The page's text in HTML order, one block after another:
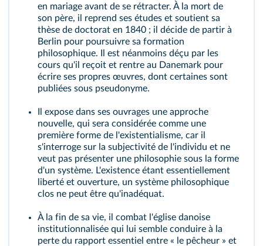
en mariage avant de se rétracter. À la mort de
son père, il reprend ses études et soutient sa
thèse de doctorat en 1840 ; il décide de partir à
Berlin pour poursuivre sa formation
philosophique. Il est néanmoins déçu par les
cours qu'il reçoit et rentre au Danemark pour
écrire ses propres œuvres, dont certaines sont
publiées sous pseudonyme.
Il expose dans ses ouvrages une approche
nouvelle, qui sera considérée comme une
première forme de l'existentialisme, car il
s'interroge sur la subjectivité de l'individu et ne
veut pas présenter une philosophie sous la forme
d'un système. L'existence étant essentiellement
liberté et ouverture, un système philosophique
clos ne peut être qu'inadéquat.
À la fin de sa vie, il combat l'église danoise
institutionnalisée qui lui semble conduire à la
perte du rapport essentiel entre « le pêcheur » et